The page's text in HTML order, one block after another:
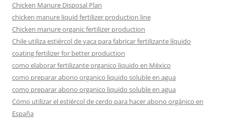
Chicken Manure Disposal Plan
chicken manure liquid fertilizer production line
Chicken manure organic fertilizer production
Chile utiliza estiércol de vaca para fabricar fertilizante líquido
coating fertilizer for better production
como elaborar fertilizante organico liquido en México
como preparar abono organico liquido soluble en agua
como preparar abono organico liquido soluble en agua
Cómo utilizar el estiércol de cerdo para hacer abono orgánico en
España